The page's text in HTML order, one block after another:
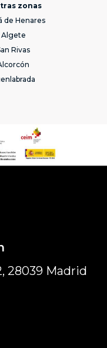
zonas
de Henares
Algete
Rivas
28039 Madrid